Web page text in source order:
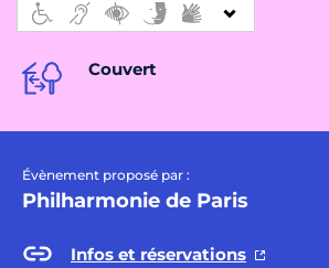
Couvert
Évènement proposé par :
Philharmonie de Paris
Infos et réservations